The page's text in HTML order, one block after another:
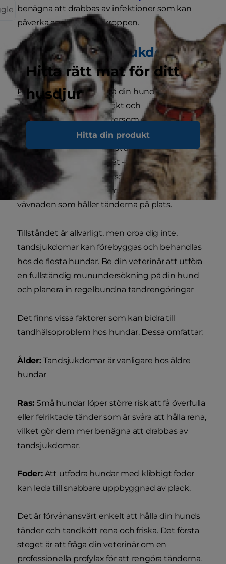
Hitta rätt mat för ditt
husdjur
Hitta din produkt
benägna att drabbas av infektioner som kan
påverka andra organ i kroppen.
Vad beror tandsjukdomar
på?
Plack, en färglös hinna på din hunds tänder, är
orsaken till dålig andedräkt och
tandköttssjukdomar. Eftersom den inte kan
borsta sina tänder som du gör kan plack orsaka
tandsten. Resultatet blir svullnad, rodnad och
inflammation i tandköttet – så kallad gingivit.
Om din hund inte undersöks kan den utveckla
parodontal sjukdom, som förstör tandköttet och
vävnaden som håller tänderna på plats.
Tillståndet är allvarligt, men oroa dig inte,
tandsjukdomar kan förebyggas och behandlas
hos de flesta hundar. Be din veterinär att utföra
en fullständig munundersökning på din hund
och planera in regelbundna tandrengöringar
Det finns vissa faktorer som kan bidra till
tandhälsoproblem hos hundar. Dessa omfattar:
Ålder:Tandsjukdomar är vanligare hos äldre
hundar
Ras: Små hundar löper större risk att få överfulla
eller felriktade tänder som är svåra att hålla rena,
vilket gör dem mer benägna att drabbas av
tandsjukdomar.
Foder:Att utfodra hundar med klibbigt foder
kan leda till snabbare uppbyggnad av plack.
Det är förvånansvärt enkelt att hålla din hunds
tänder och tandkött rena och friska. Det första
steget är att fråga din veterinär om en
professionella profylax för att rengöra tänderna.